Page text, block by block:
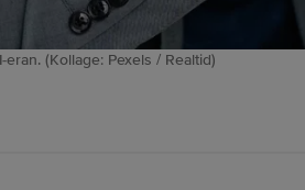
(Kollage: Pexels / Realtid)